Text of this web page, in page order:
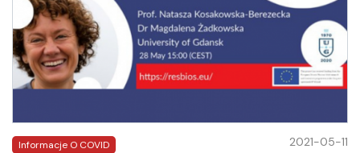
Informacje O COVID 2021-05-11